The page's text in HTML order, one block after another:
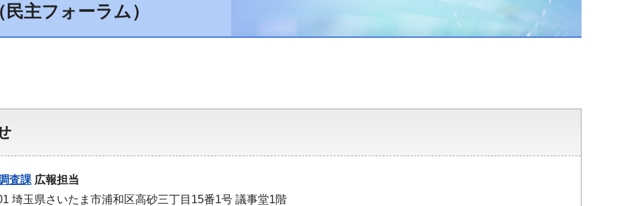
主フォーラム）
査課 広報担当
埼玉県さいたま市浦和区高砂三丁目15番1号 議事堂1階